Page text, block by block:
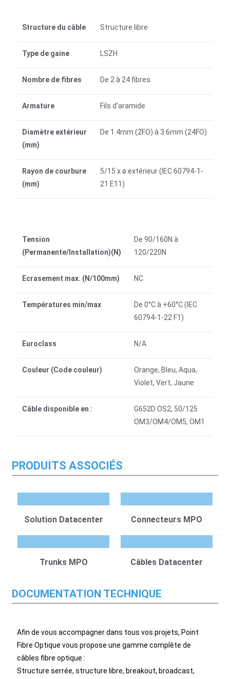
Structure du câble Structure libre
Type de gaine LSZH
Nombre de fibres De 2 à 24 fibres
Armature Fils d’aramide
Diamètre extérieur
(mm)
De 1.4mm (2FO) à 3.6mm (24FO)
Rayon de courbure
(mm)
5/15 x ø extérieur (IEC 60794-1-
21 E11)
Tension
(Permanente/Installation)(N)
De 90/160N à
120/220N
Ecrasement max. (N/100mm) NC
Températures min/max
De 0°C à +60°C (IEC
60794-1-22 F1)
Euroclass N/A
Couleur (Code couleur)
Orange, Bleu, Aqua,
Violet, Vert, Jaune
Câble disponible en :
G652D OS2, 50/125
OM3/OM4/OM5, OM1
PRODUITS ASSOCIÉS
Solution Datacenter Connecteurs MPO
Trunks MPO Câbles Datacenter
DOCUMENTATION TECHNIQUE
Afin de vous accompagner dans tous vos projets, Point
Fibre Optique vous propose une gamme complète de
câbles fibre optique :
Structure serrée, structure libre, breakout, broadcast,